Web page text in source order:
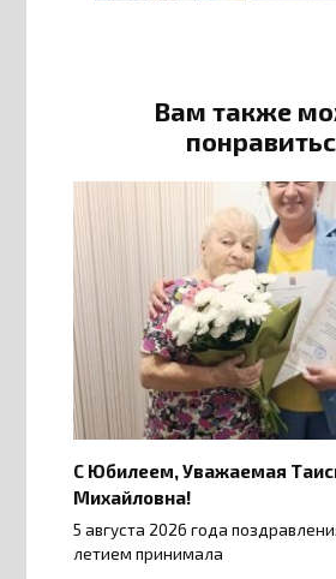
Вам также
С Юбилеем, Уважаемая
Михайловна!
5 августа 2026 года
летием принимала